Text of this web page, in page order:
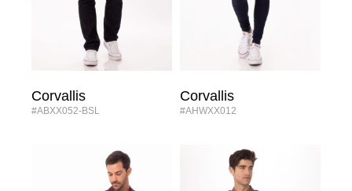
Corvallis
#ABXX052-BSL
Corvallis
#AHWXX012